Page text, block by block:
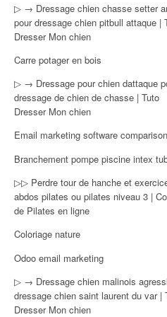
▷ → Dressage chien chasse setter
pour dressage chien pitbull attaque |
Dresser Mon chien
Carre potager en bois
▷ → Dressage pour chien dattaque
dressage de chien de chasse | Tuto
Dresser Mon chien
Email marketing software comparison
Branchement pompe piscine intex
▷▷ Perdre tour de hanche et
abdos pilates ou pilates niveau 3 |
de Pilates en ligne
Coloriage nature
Odoo email marketing
▷ → Dressage chien malinois
dressage chien saint laurent du var |
Dresser Mon chien